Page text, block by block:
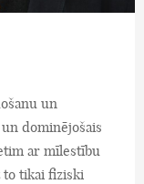
un
dominējošais
ar mīlestību
to tikai fiziski